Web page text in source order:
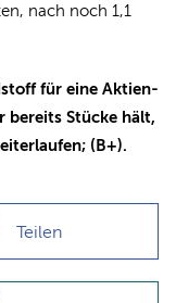
nach noch 1,1
für eine Aktien-
bereits Stücke hält,
(B+).
Teilen